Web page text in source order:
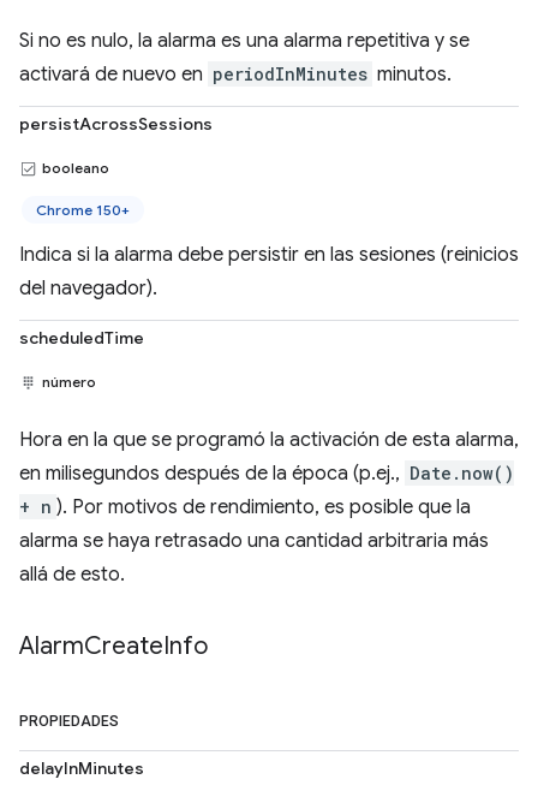
Si no es nulo, la alarma es una alarma repetitiva y se
activará de nuevo en periodInMinutes minutos.
persistAcrossSessions
booleano
Chrome 150+
Indica si la alarma debe persistir en las sesiones (reinicios
del navegador).
scheduledTime
número
Hora en la que se programó la activación de esta alarma,
en milisegundos después de la época (p.ej., Date.now()
+ n ). Por motivos de rendimiento, es posible que la
alarma se haya retrasado una cantidad arbitraria más
allá de esto.
AlarmCreateInfo
PROPIEDADES
delayInMinutes